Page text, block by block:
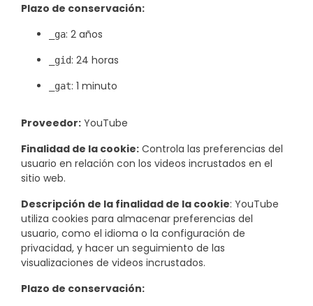
Plazo de conservación:
_ga: 2 años
_gid: 24 horas
_gat: 1 minuto
Proveedor: YouTube
Finalidad de la cookie: Controla las preferencias del
usuario en relación con los videos incrustados en el
sitio web.
Descripción de la finalidad de la cookie: YouTube
utiliza cookies para almacenar preferencias del
usuario, como el idioma o la configuración de
privacidad, y hacer un seguimiento de las
visualizaciones de videos incrustados.
Plazo de conservación: